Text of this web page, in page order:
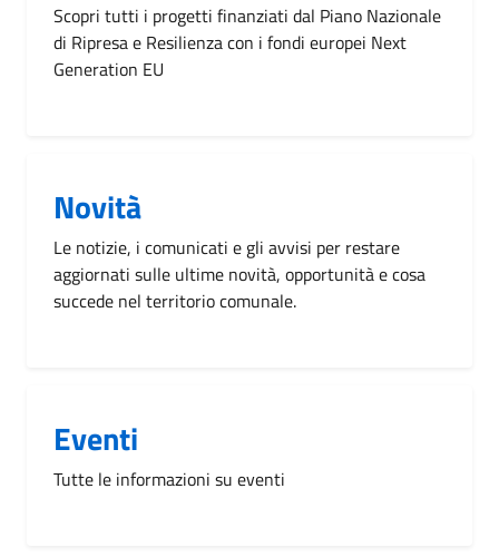
Scopri tutti i progetti finanziati dal Piano Nazionale
di Ripresa e Resilienza con i fondi europei Next
Generation EU
Novità
Le notizie, i comunicati e gli avvisi per restare
aggiornati sulle ultime novità, opportunità e cosa
succede nel territorio comunale.
Eventi
Tutte le informazioni su eventi